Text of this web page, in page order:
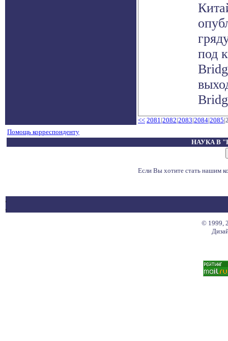
под
<< 2081|2082|2083|2084|2085
Помощь корреспонденту
НАУКА В
Если Вы хотите стать нашим
© 1999,